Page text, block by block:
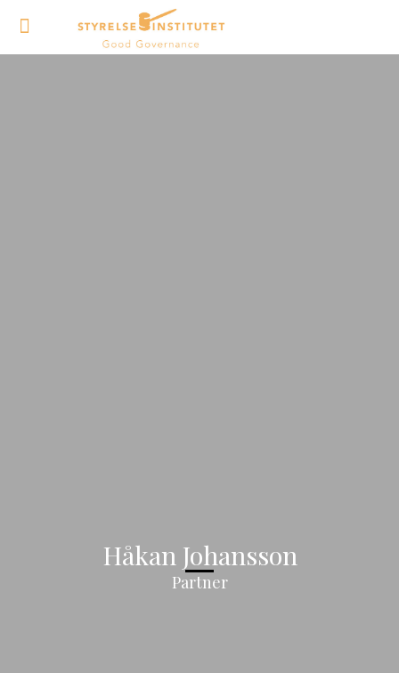
Håkan Johansson
Partner